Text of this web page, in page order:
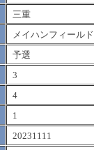
三重
メイハンフィールド
予選
3
4
1
20231111